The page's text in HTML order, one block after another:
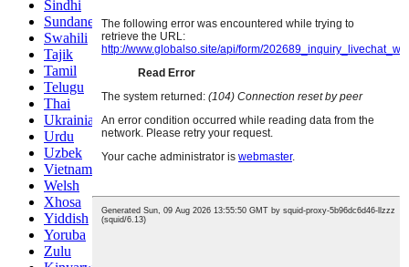
Sindhi
Sundanese
Swahili
Tajik
Tamil
Telugu
Thai
Ukrainian
Urdu
Uzbek
Vietnamese
Welsh
Xhosa
Yiddish
Yoruba
Zulu